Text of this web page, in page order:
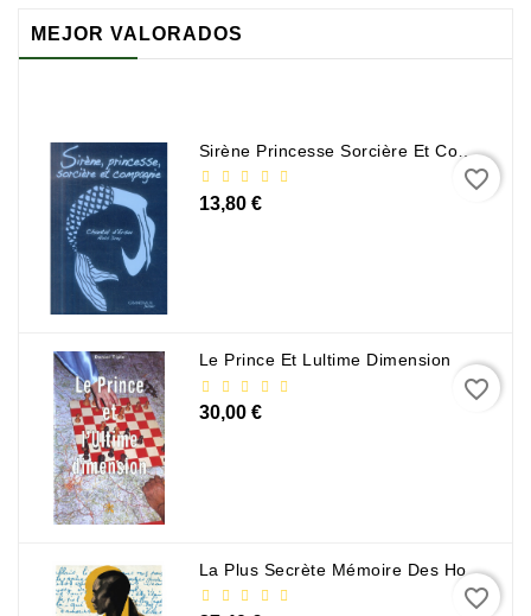
Parascolaire
Thriller
Religion
Ésotérisme
Romans
Nouvelles
Genre
Romance
Sciences
Sociales
MEJOR VALORADOS
Sirène Princesse Sorcière Et Compagnie
13,80 €
favorite_border
Le Prince Et Lultime Dimension
30,00 €
favorite_border
La Plus Secrète Mémoire Des Hommes - Mohamed Mbougar Sarr
favorite_border